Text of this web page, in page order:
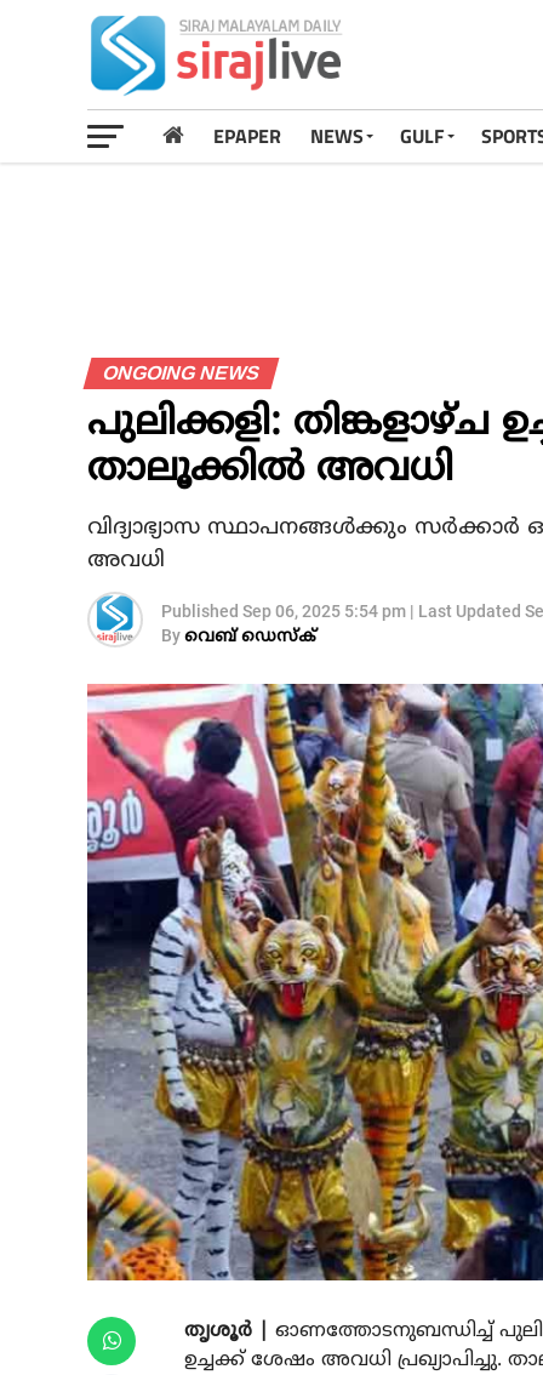
EPAPER NEWS GULF
ONGOING NEWS
പുലിക്കളി:
താലൂക്കിൽ അവധി
വിദ്യാഭ്യാസ സ്ഥാപനങ്ങൾക്കും
അവധി
Published Sep 06, 2025 5:54 pm | Last Updated
Byവെബ് ഡെസ്‌ക്
തൃശൂർ |
ഓണത്തോടനുബന്ധിച്ച്
ഉച്ചക്ക് ശേഷം അവധി പ്രഖ്യാപിച്ചു.